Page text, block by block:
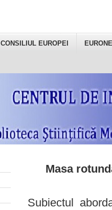
CONSILIUL EUROPEI
Masa
Subiectul